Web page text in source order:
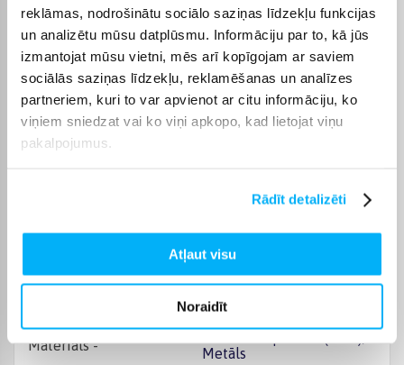
reklāmas, nodrošinātu sociālo saziņas līdzekļu funkcijas
un analizētu mūsu datplūsmu. Informāciju par to, kā jūs
izmantojat mūsu vietni, mēs arī kopīgojam ar saviem
sociālās saziņas līdzekļu, reklamēšanas un analīzes
partneriem, kuri to var apvienot ar citu informāciju, ko
viņiem sniedzat vai ko viņi apkopo, kad lietojat viņu
pakalpojumus.
Rādīt detalizēti
Atļaut visu
Noraidīt
Produkta kategorija Tabulas
Tabulas veids Bāra galds
Tabulas forma Apaļi/ovāli galdi
Galda virsmas materiāls
Melns
Materiāls -
Metāls